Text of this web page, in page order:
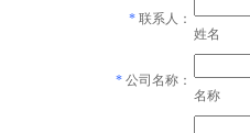
* 联系人：
姓名
* 公司名称：
名称